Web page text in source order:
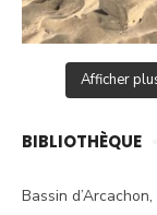
Afficher
BIBLIOTHÈQUE
Bassin